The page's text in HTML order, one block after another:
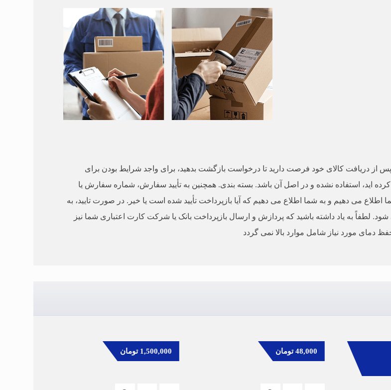
مشی بازگشت 7 روزه داریم، به این معنی که شما 7 روز پس از دریافت کالای خود فرصت دارید تا درخواست بازگشت بدهید، برای واجد شرایط بودن برای
اید، استفاده نشده و در اصل آن باشد. بسته بندی. همچنین به تأیید سفارش، شماره سفارش یا
می دهیم و به شما اطلاع می دهیم که آیا بازپرداخت تأیید شده است یا خیر. در صورت تایید، به
به یاد داشته باشید که پردازش و ارسال بازپرداخت بانک یا شرکت کارت اعتباری شما نیز
دمای مورد نیاز شامل موارد بالا نمی گردد
48,000 تومان 1,500,000 تومان